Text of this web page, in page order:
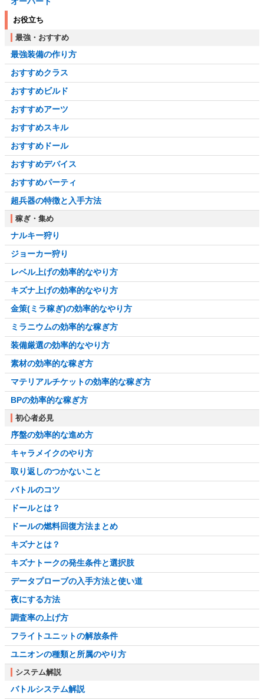
お役立ち
最強・おすすめ
最強装備の作り方
おすすめクラス
おすすめビルド
おすすめアーツ
おすすめスキル
おすすめドール
おすすめデバイス
おすすめパーティ
超兵器の特徴と入手方法
稼ぎ・集め
ナルキー狩り
ジョーカー狩り
レベル上げの効率的なやり方
キズナ上げの効率的なやり方
金策(ミラ稼ぎ)の効率的なやり方
ミラニウムの効率的な稼ぎ方
装備厳選の効率的なやり方
素材の効率的な稼ぎ方
マテリアルチケットの効率的な稼ぎ方
BPの効率的な稼ぎ方
初心者必見
序盤の効率的な進め方
キャラメイクのやり方
取り返しのつかないこと
バトルのコツ
ドールとは？
ドールの燃料回復方法まとめ
キズナとは？
キズナトークの発生条件と選択肢
データプローブの入手方法と使い道
夜にする方法
調査率の上げ方
フライトユニットの解放条件
ユニオンの種類と所属のやり方
システム解説
バトルシステム解説